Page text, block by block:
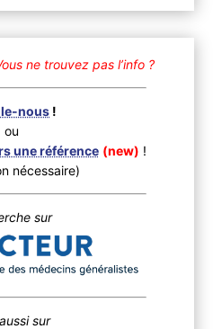
ne trouvez pas l’info ?
nous !
ou
une référence (new) !
nécessaire)
sur
sur